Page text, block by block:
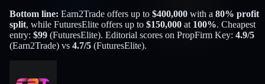
Bottom line: Earn2Trade offers up to $400,000 with a 80% profit
split, while FuturesElite offers up to $150,000 at 100%. Cheapest
entry: $99 (FuturesElite). Editorial scores on PropFirm Key: 4.9/5
(Earn2Trade) vs 4.7/5 (FuturesElite).